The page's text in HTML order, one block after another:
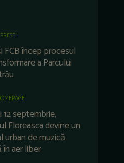
FCB încep procesul
a Parcului
12 septembrie,
Floreasca devine un
urban de muzică
în aer liber